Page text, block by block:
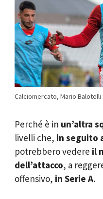
Calciomercato, Mario
Perché è in un’altra
livelli che, in seguito
potrebbero vedere il
dell’attacco, a
offensivo, in Serie A.